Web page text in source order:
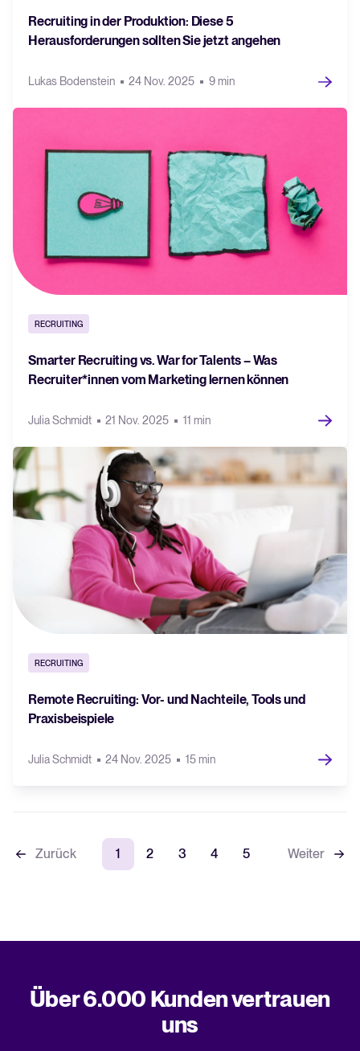
Recruiting in der Produktion: Diese 5
Herausforderungen sollten Sie jetzt angehen
Lukas Bodenstein 24 Nov. 2025 9 min
RECRUITING
Smarter Recruiting vs. War for Talents – Was
Recruiter*innen vom Marketing lernen können
Julia Schmidt 21 Nov. 2025 11 min
RECRUITING
Remote Recruiting: Vor- und Nachteile, Tools und
Praxisbeispiele
Julia Schmidt 24 Nov. 2025 15 min
Zurück 1 2 3 4 5 Weiter
Über 6.000 Kunden vertrauen
uns